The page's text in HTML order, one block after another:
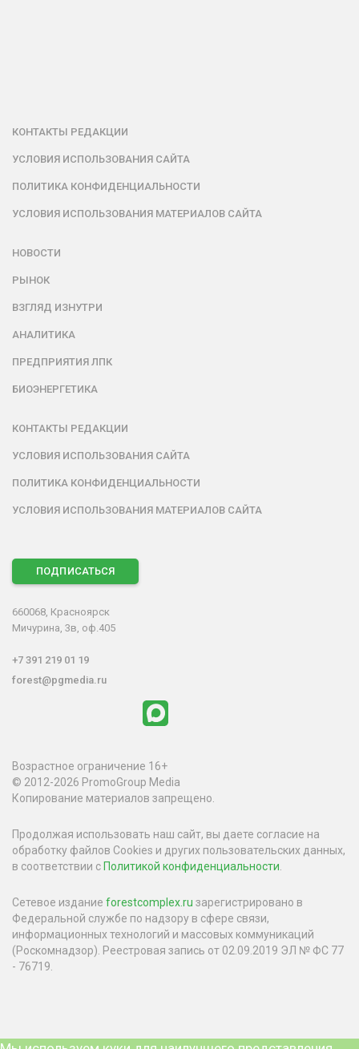
КОНТАКТЫ РЕДАКЦИИ
УСЛОВИЯ ИСПОЛЬЗОВАНИЯ САЙТА
ПОЛИТИКА КОНФИДЕНЦИАЛЬНОСТИ
УСЛОВИЯ ИСПОЛЬЗОВАНИЯ МАТЕРИАЛОВ САЙТА
НОВОСТИ
РЫНОК
ВЗГЛЯД ИЗНУТРИ
АНАЛИТИКА
ПРЕДПРИЯТИЯ ЛПК
БИОЭНЕРГЕТИКА
КОНТАКТЫ РЕДАКЦИИ
УСЛОВИЯ ИСПОЛЬЗОВАНИЯ САЙТА
ПОЛИТИКА КОНФИДЕНЦИАЛЬНОСТИ
УСЛОВИЯ ИСПОЛЬЗОВАНИЯ МАТЕРИАЛОВ САЙТА
ПОДПИСАТЬСЯ
660068, Красноярск
Мичурина, 3в, оф.405
+7 391 219 01 19
forest@pgmedia.ru
Возрастное ограничение 16+
© 2012-2026 PromoGroup Media
Копирование материалов запрещено.
Продолжая использовать наш сайт, вы даете согласие на
обработку файлов Cookies и других пользовательских данных,
в соответствии сПолитикой конфиденциальности
Сетевое издание forestcomplex.ru зарегистрировано в
Федеральной службе по надзору в сфере связи,
информационных технологий и массовых коммуникаций
(Роскомнадзор). Реестровая запись от 02.09.2019 ЭЛ № ФС 77
- 76719.